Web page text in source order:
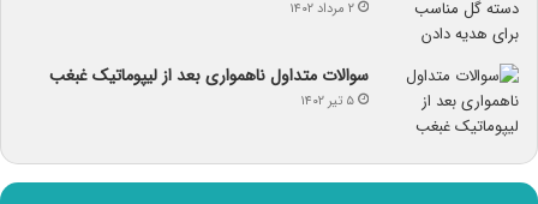
۲ مرداد ۱۴۰۲
سوالات متداول ناهمواری بعد از لیپوماتیک غبغب
۵ تیر ۱۴۰۲